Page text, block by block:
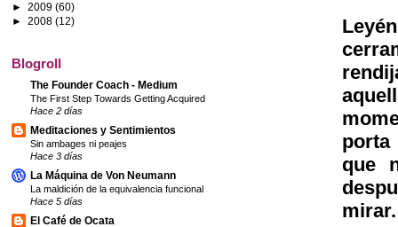
que
mirar.
► 2009 (60)
► 2008 (12)
Blogroll
The Founder Coach - Medium
The First Step Towards Getting Acquired
Hace 2 días
Meditaciones y Sentimientos
Sin ambages ni peajes
Hace 3 días
La Máquina de Von Neumann
La maldición de la equivalencia funcional
Hace 5 días
El Café de Ocata